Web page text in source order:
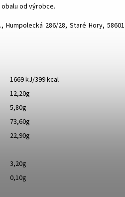
od výrobce.
Humpolecká 286/28, Staré Hory, 58601
1669 kJ/399 kcal
12,20g
5,80g
73,60g
22,90g
3,20g
0,10g